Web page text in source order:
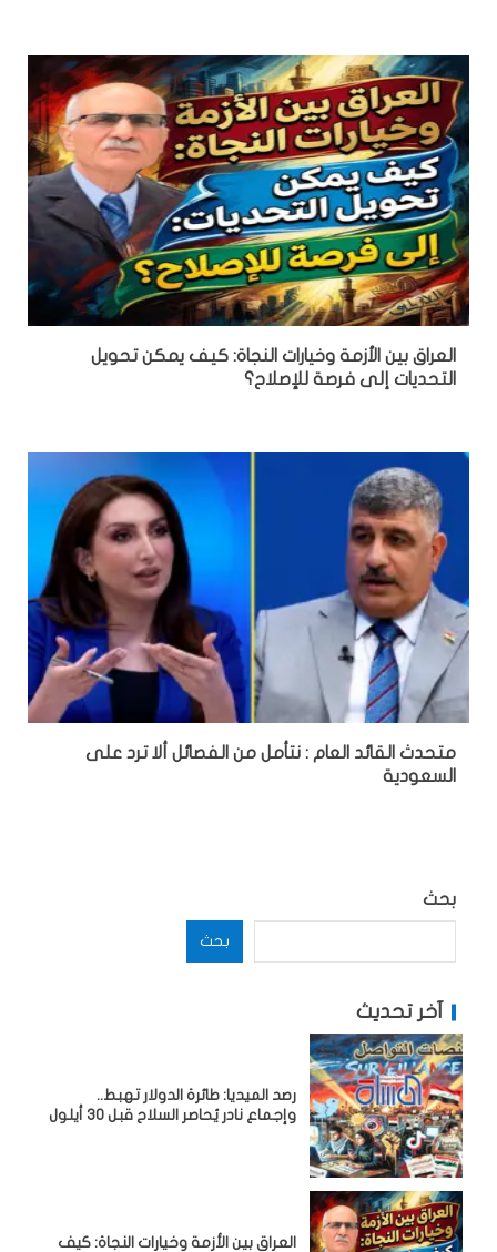
العراق بين الأزمة وخيارات النجاة: كيف يمكن تحويل
التحديات إلى فرصة للإصلاح؟
متحدث القائد العام : نتأمل من الفصائل ألا ترد على
السعودية
بحث
بحث
آخر تحديث
رصد الميديا: طائرة الدولار تهبط..
وإجماع نادر يُحاصر السلاح قبل 30 أيلول
العراق بين الأزمة وخيارات النجاة: كيف